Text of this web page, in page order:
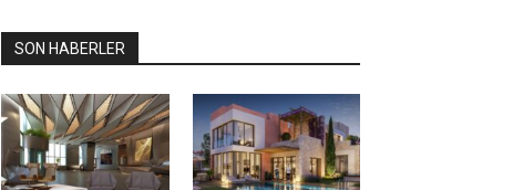
SON HABERLER